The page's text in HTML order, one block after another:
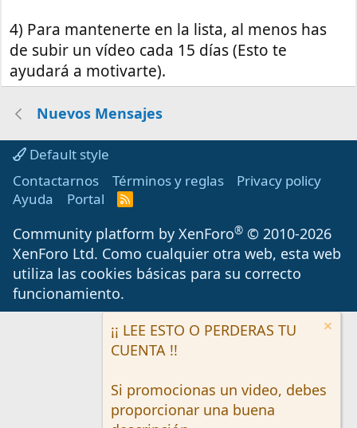
4) Para mantenerte en la lista, al menos has
de subir un vídeo cada 15 días (Esto te
ayudará a motivarte).
Nuevos Mensajes
Default style
Contactarnos
Términos y reglas
Privacy policy
Ayuda
Portal
R
S
Community platform by XenForo® © 2010-2026
XenForo Ltd. Como cualquier otra web, esta web
utiliza las cookies básicas para su correcto
funcionamiento.
¡¡ LEE ESTO O PERDERAS TU
CUENTA !!
Si promocionas un video, debes
proporcionar una buena